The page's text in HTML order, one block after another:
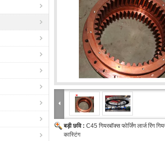
बड़ी छवि : C45 गियरबॉक्स फोर्जिंग लार्ज रिंग
कास्टिंग